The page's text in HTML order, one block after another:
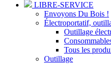
LIBRE-SERVICE
Envoyons Du Bois !
Électroportatif,
Outillage
Tous les
Outillage